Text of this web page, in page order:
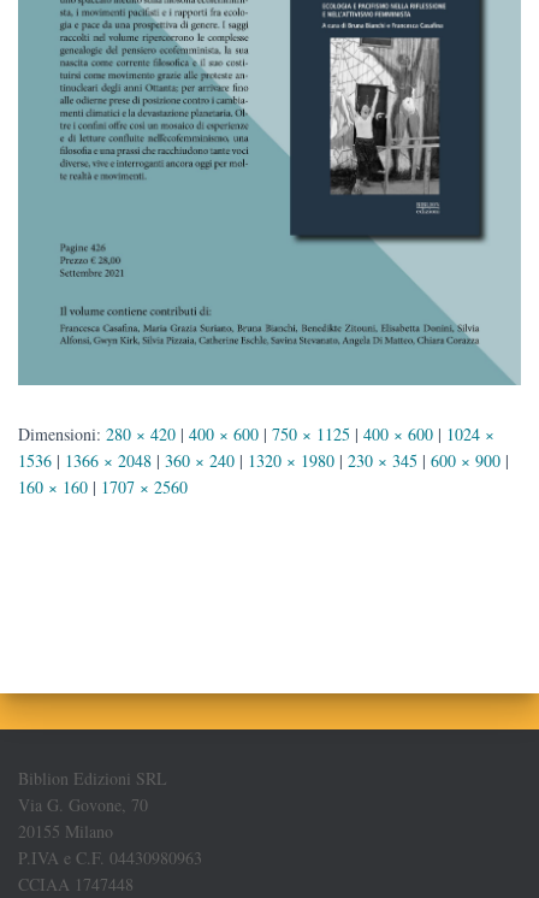
Dimensioni: 280 × 420 | 400 × 600 | 750 × 1125 | 400 × 600 | 1024 ×
1536 | 1366 × 2048 | 360 × 240 | 1320 × 1980 | 230 × 345 | 600 × 900 |
160 × 160 | 1707 × 2560
Biblion Edizioni SRL
Via G. Govone, 70
20155 Milano
P.IVA e C.F. 04430980963
CCIAA 1747448